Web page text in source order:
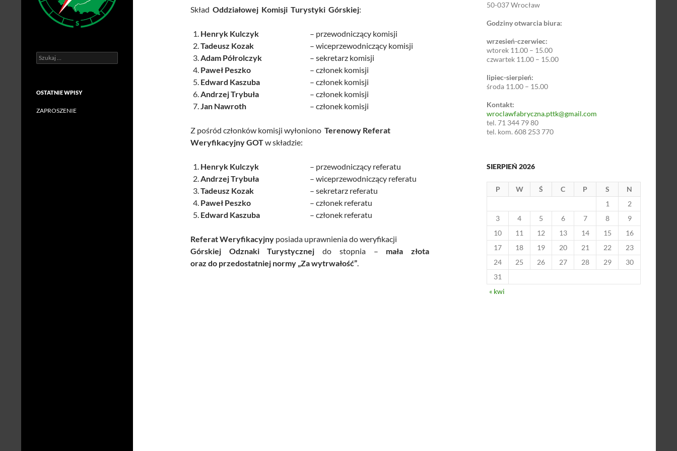
Skład Oddziałowej Komisji Turystyki Górskiej:
Henryk Kulczyk
Tadeusz Kozak
Adam Półrolczyk
Paweł Peszko
Edward Kaszuba
Andrzej Trybuła
Jan Nawroth
– przewodniczący komisji
– wiceprzewodniczący komisji
– sekretarz komisji
– członek komisji
– członek komisji
– członek komisji
– członek komisji
Z pośród członków komisji wyłoniono Terenowy Referat
Weryfikacyjny GOTw składzie:
Henryk Kulczyk
Andrzej Trybuła
Tadeusz Kozak
Paweł Peszko
Edward Kaszuba
– przewodniczący referatu
– wiceprzewodniczący referatu
– sekretarz referatu
– członek referatu
– członek referatu
Referat Weryfikacyjny posiada uprawnienia do weryfikacji
Górskiej Odznaki Turystycznejdo stopnia – mała złota
oraz do przedostatniej normy „Za wytrwałość”.
50-037 Wrocław
Godziny otwarcia biura:
wrzesień-czerwiec:
wtorek 11.00 – 15.00
czwartek 11.00 – 15.00
lipiec-sierpień:
środa 11.00 – 15.00
Kontakt:
wroclawfabryczna.pttk@gmail.com
tel. 71 344 79 80
tel. kom. 608 253 770
SIERPIEŃ 2026
P W Ś C P S
N
1
2
3
4 5 6 7 8
9
10
11 12 13 14 15
16
17
18 19 20 21 22
23
24
25 26 27 28 29
30
31
« kwi
Szukaj:
OSTATNIE WPISY
ZAPROSZENIE